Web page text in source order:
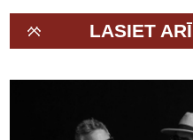
LASIET ARĪ